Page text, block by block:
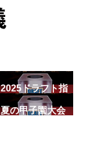
2025ドラフト指
名一覧
夏の甲子園大会